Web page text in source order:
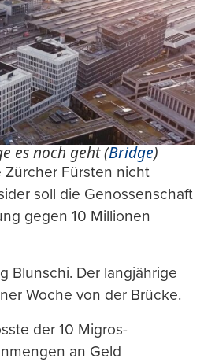
es noch geht (Bridge)
Zürcher Fürsten nicht
soll die Genossenschaft
gegen 10 Millionen
Blunschi. Der langjährige
Woche von der Brücke.
der 10 Migros-
an Geld